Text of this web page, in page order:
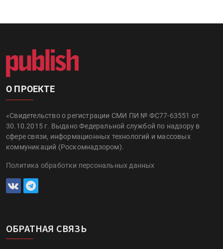
О ПРОЕКТЕ
«Свидетельство о регистрации СМИ ПИ № ФС77-63551 от
30.10.2015 г. Выдано Федеральной службой по надзору в
сфере связи, информационных технологий и массовых
коммуникаций (Роскомнадзором).
Политика обработки персональных данных
ОБРАТНАЯ СВЯЗЬ